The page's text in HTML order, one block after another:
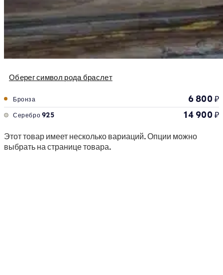
Оберег символ рода браслет
Бронза 6 800₽
Серебро 925 14 900₽
Этот товар имеет несколько вариаций. Опции можно
выбрать на странице товара.